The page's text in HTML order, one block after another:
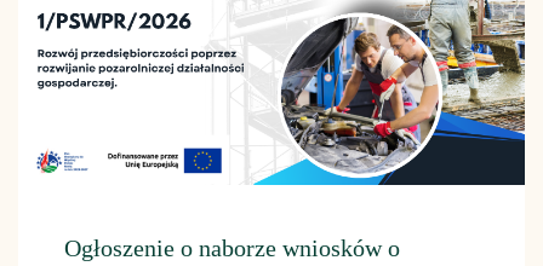
Ogłoszenie o naborze wniosków o